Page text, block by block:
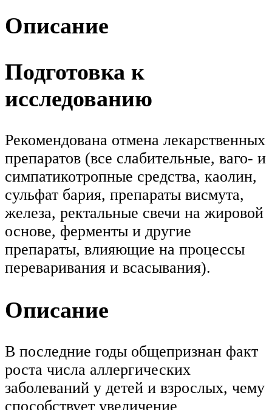
Описание
Подготовка к
исследованию
Рекомендована отмена лекарственных
препаратов (все слабительные, ваго- и
симпатикотропные средства, каолин,
сульфат бария, препараты висмута,
железа, ректальные свечи на жировой
основе, ферменты и другие
препараты, влияющие на процессы
переваривания и всасывания).
Описание
В последние годы общепризнан факт
роста числа аллергических
заболеваний у детей и взрослых, чему
способствует увеличение